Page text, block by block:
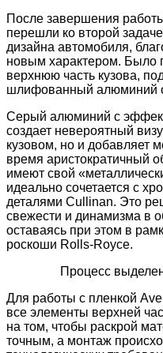
После завершения
перешли ко второй
дизайна автомобиля,
новым характером. Было
верхнюю часть кузова,
шлифованный алюминий
Серый алюминий с
создает невероятный
кузовом, но и добавляет
время аристократичный
имеют свой
идеально сочетается с
деталями Cullinan. Это
свежести и динамизма в
оставаясь при этом в
роскоши Rolls-Royce.
Процесс
Для работы с пленкой
все элементы верхней
на том, чтобы раскрой
точным, а монтаж